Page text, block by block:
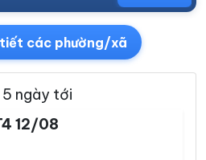
các phường/xã
ngày tới
12/08